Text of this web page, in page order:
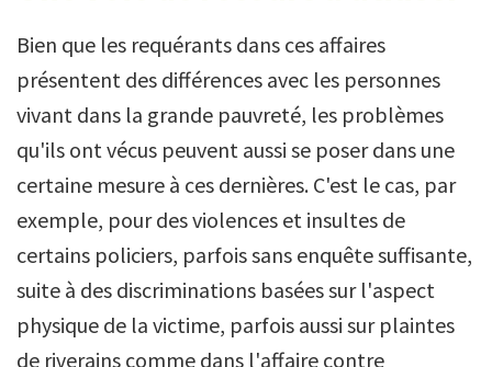
Bien que les requérants dans ces affaires
présentent des différences avec les personnes
vivant dans la grande pauvreté, les problèmes
qu'ils ont vécus peuvent aussi se poser dans une
certaine mesure à ces dernières. C'est le cas, par
exemple, pour des violences et insultes de
certains policiers, parfois sans enquête suffisante,
suite à des discriminations basées sur l'aspect
physique de la victime, parfois aussi sur plaintes
de riverains comme dans l'affaire contre